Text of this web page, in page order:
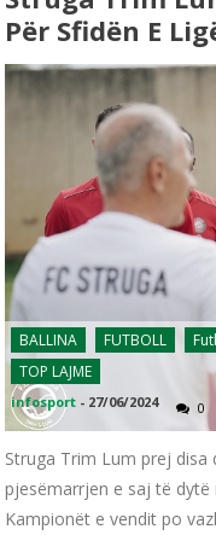
Për Sfidën E
BALLINA FUTBOLL
TOP LAJME
infosport - 27/06/2024 0
Struga Trim Lum prej
pjesëmarrjen e saj të dytë
Kampionët e vendit po